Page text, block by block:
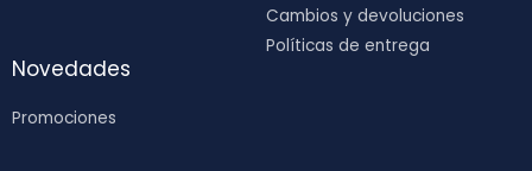
Novedades
Promociones
Cambios y devoluciones
Políticas de entrega